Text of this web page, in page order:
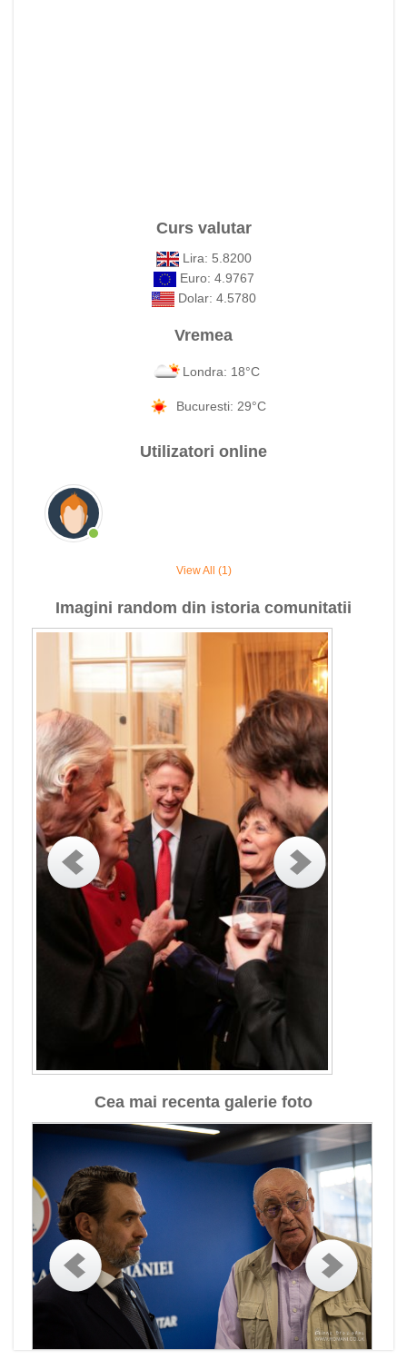
Curs valutar
Lira: 5.8200
Euro: 4.9767
Dolar: 4.5780
Vremea
Londra: 18°C
Bucuresti: 29°C
Utilizatori online
View All (1)
Imagini random din istoria comunitatii
Cea mai recenta galerie foto